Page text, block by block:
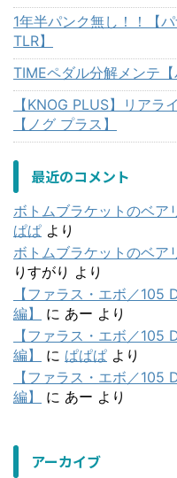
1年半パンク無し！！【
TLR】
TIMEペダル分解メンテ【
【KNOG PLUS】リア
【ノグ プラス】
最近のコメント
ボトムブラケットのベア
ぱぱ より
ボトムブラケットのベア
りすがり より
【ファラス・エボ／
編】
に あー より
【ファラス・エボ／
編】
に ぱぱぱ より
【ファラス・エボ／
編】
に あー より
アーカイブ